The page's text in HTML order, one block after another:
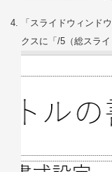
「スライドウィンド
クスに「/5（総スラ